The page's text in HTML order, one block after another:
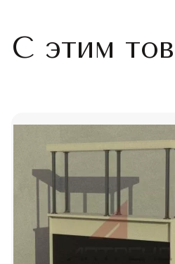
С этим